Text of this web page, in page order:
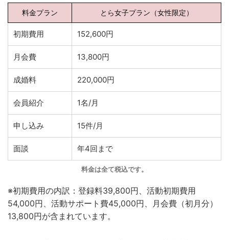
料金プラン とら女子プラン（女性限定）
初期費用 152,600円
月会費 13,800円
成婚料 220,000円
会員紹介 1名/月
申し込み 15件/月
面談 年4回まで
料金は全て税込です。
※初期費用の内訳：登録料39,800円、活動初期費用
54,000円、活動サポート費45,000円、月会費（初月分）
13,800円が含まれています。